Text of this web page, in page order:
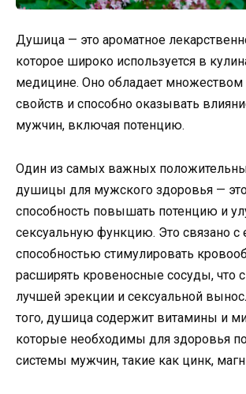
Душица — это ароматное
которое широко используется в
медицине. Оно обладает
свойств и способно оказывать
мужчин, включая потенцию.
Один из самых важных
душицы для мужского здоровья —
способность повышать потенцию и
сексуальную функцию. Это связано с
способностью стимулировать
расширять кровеносные сосуды, что
лучшей эрекции и сексуальной
того, душица содержит витамины и
которые необходимы для здоровья
системы мужчин, такие как цинк,